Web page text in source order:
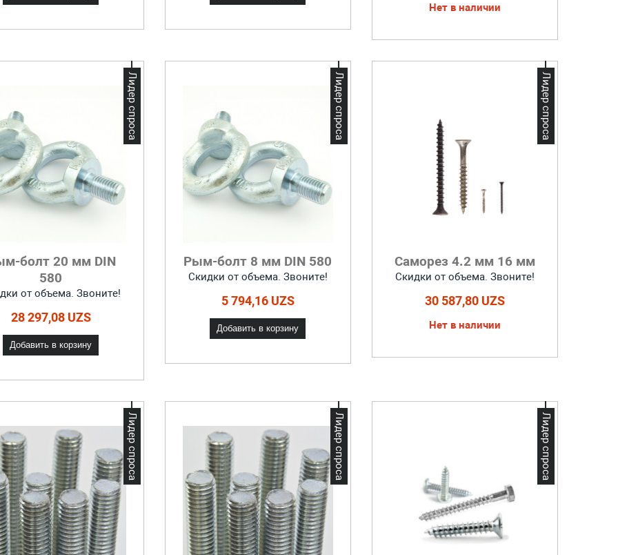
Нет в наличии
болт 20 мм DIN
580
от объема. Звоните!
28 297,08 UZS
Добавить в корзину
Лидер спроса
Рым-болт 8 мм DIN 580
Скидки от объема. Звоните!
5 794,16 UZS
Добавить в корзину
Лидер спроса
Саморез 4.2 мм 16 мм
Скидки от объема. Звоните!
30 587,80 UZS
Нет в наличии
Лидер спроса
Лидер спроса Лидер спроса Лидер спроса